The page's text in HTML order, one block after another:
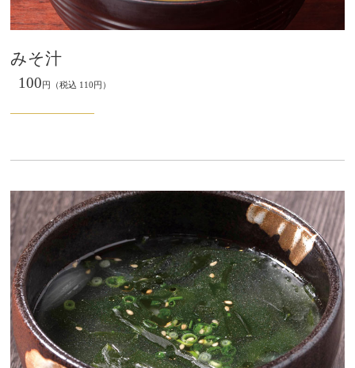
みそ汁
100円（税込 110円）